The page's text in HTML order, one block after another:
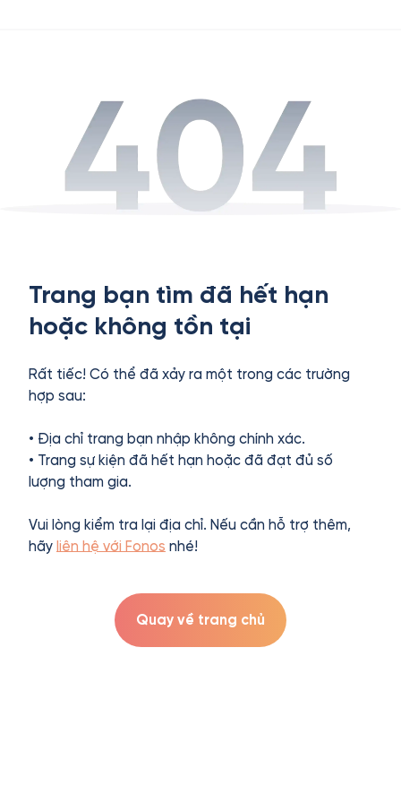
Trang bạn tìm đã hết hạn
hoặc không tồn tại
Rất tiếc! Có thể đã xảy ra một trong các trường
hợp sau:
• Địa chỉ trang bạn nhập không chính xác.
• Trang sự kiện đã hết hạn hoặc đã đạt đủ số
lượng tham gia.
Vui lòng kiểm tra lại địa chỉ. Nếu cần hỗ trợ thêm,
hãy liên hệ với Fonos nhé!
Quay về trang chủ